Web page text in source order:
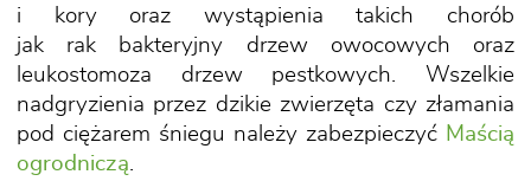
i kory oraz wystąpienia takich chorób
jak rak bakteryjny drzew owocowych oraz
leukostomoza drzew pestkowych. Wszelkie
nadgryzienia przez dzikie zwierzęta czy złamania
pod ciężarem śniegu należy zabezpieczyć Maścią
ogrodniczą.